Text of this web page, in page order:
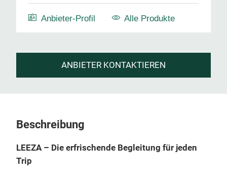
Anbieter-Profil Alle Produkte
ANBIETER KONTAKTIEREN
Beschreibung
LEEZA – Die erfrischende Begleitung für jeden
Trip